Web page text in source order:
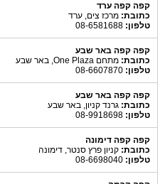
קפה קפה ערד
כתובת: מרכז צים, ערד
טלפון:
קפה קפה באר שבע
כתובת: מתחם One Plaza, באר שבע
טלפון:
קפה קפה באר שבע
כתובת: גרנד קניון, באר שבע
טלפון:
קפה קפה דימונה
כתובת: קניון פרץ סנטר, דימונה
טלפון: